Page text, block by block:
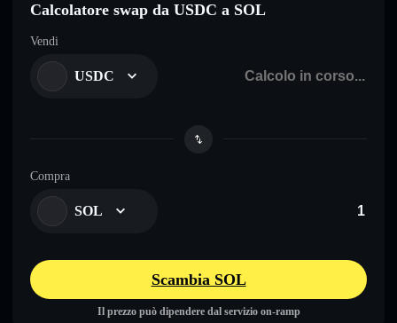
Calcolatore swap da USDC a SOL
Vendi
USDC
Compra
SOL
Scambia SOL
Il prezzo può dipendere dal servizio on-ramp